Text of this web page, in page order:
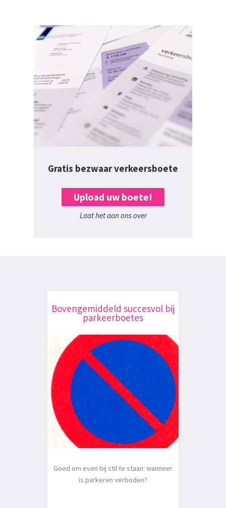
Gratis bezwaar verkeersboete
Upload uw boete!
Laat het aan ons over
Bovengemiddeld succesvol bij
parkeerboetes
Goed om even bij stil te staan: wanneer
is parkeren verboden?